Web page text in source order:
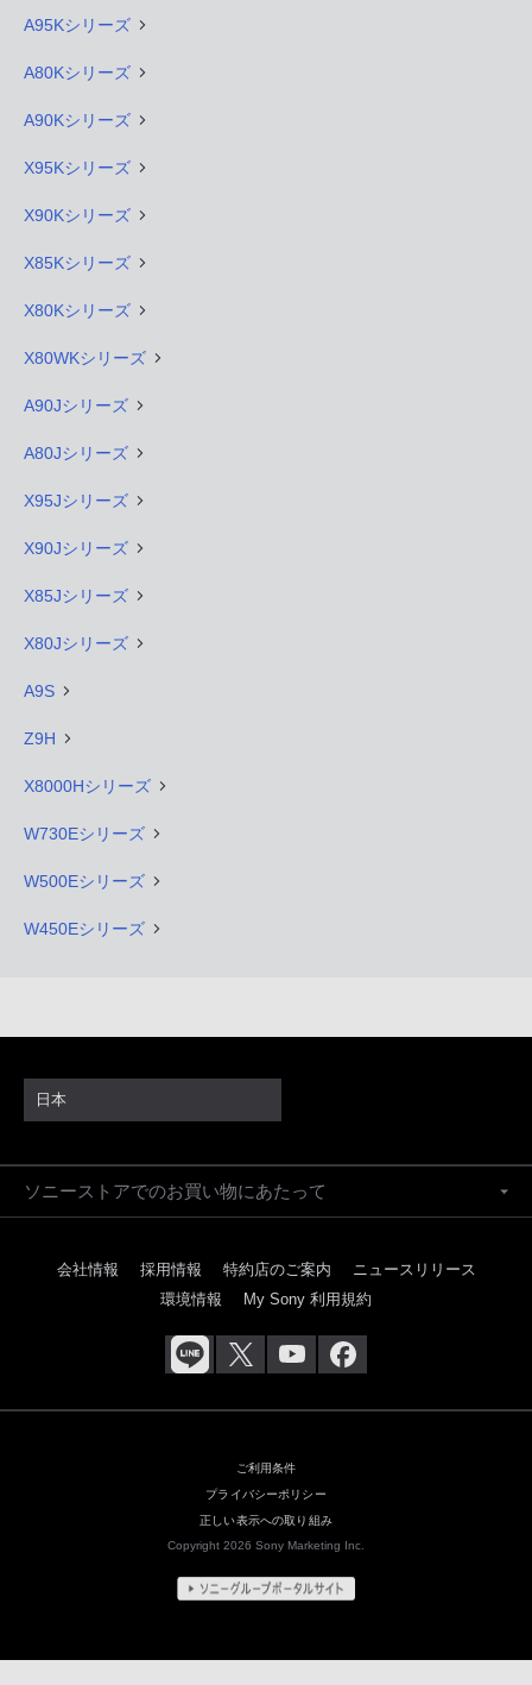
A95Kシリーズ
A80Kシリーズ
A90Kシリーズ
X95Kシリーズ
X90Kシリーズ
X85Kシリーズ
X80Kシリーズ
X80WKシリーズ
A90Jシリーズ
A80Jシリーズ
X95Jシリーズ
X90Jシリーズ
X85Jシリーズ
X80Jシリーズ
A9S
Z9H
X8000Hシリーズ
W730Eシリーズ
W500Eシリーズ
W450Eシリーズ
日本
ソニーストアでのお買い物にあたって
会社情報 採用情報 特約店のご案内
ニュースリリース
環境情報
My Sony 利用規約
ご利用条件
プライバシーポリシー
正しい表示への取り組み
Copyright 2026 Sony Marketing Inc.